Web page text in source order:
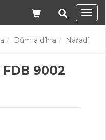
Dům a dílna Nářadí
9002